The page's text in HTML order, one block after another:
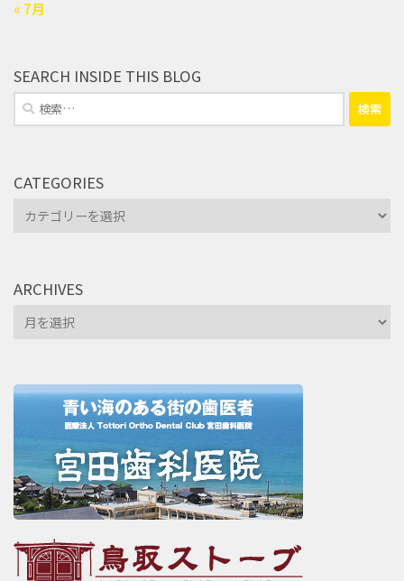
« 7月
SEARCH INSIDE THIS BLOG
検
索:
CATEGORIES
Categories
ARCHIVES
Archives